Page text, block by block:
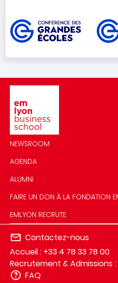
Image
NEWSROOM
AGENDA
ALUMNI
FAIRE UN DON À LA FONDATION
EMLYON RECRUTE
Contactez-nous
Accueil : +33 4 78 33 78 00
Recrutement & Admissions :
FAQ